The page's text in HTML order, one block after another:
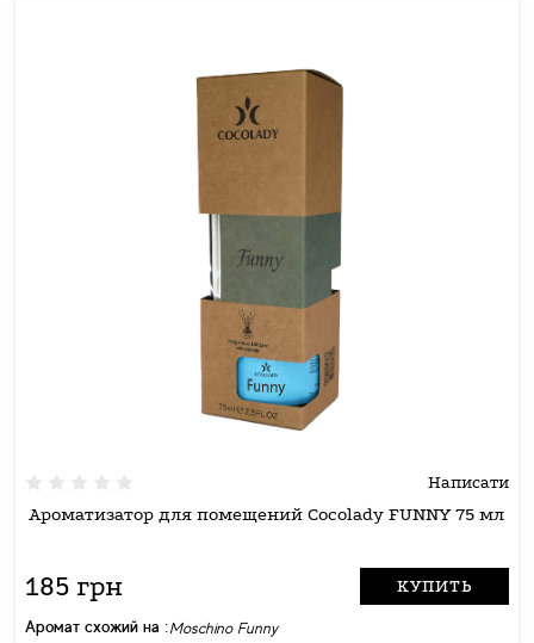
Написати
Ароматизатор для помещений Cocolady FUNNY 75 мл
185 грн КУПИТЬ
Аромат схожий на :Moschino Funny